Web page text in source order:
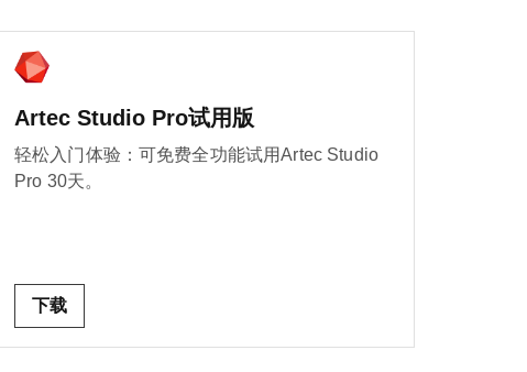
Artec Studio Pro试用版
轻松入门体验：可免费全功能试用Artec Studio
Pro 30天。
下载